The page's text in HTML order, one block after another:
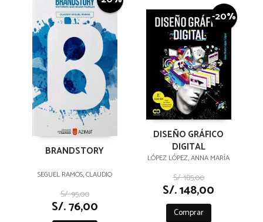
BRANDSTORY
SEGUEL RAMOS, CLAUDIO
S/. 95,00
S/. 76,00
-20%
DISEÑO GRÁFICO
DIGITAL
LÓPEZ LÓPEZ, ANNA MARÍA
S/. 185,00
S/. 148,00
Comprar